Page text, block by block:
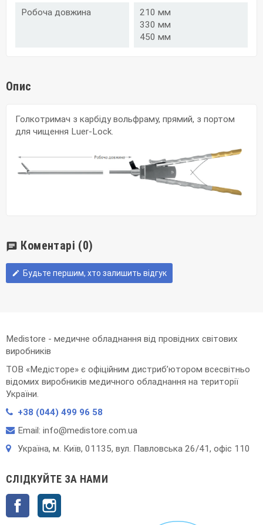
Робоча довжина
210 мм
330 мм
450 мм
Опис
Голкотримач з карбіду вольфраму, прямий, з портом
для чищення Luer-Lock.
chat Коментарі (0)
edit Будьте першим, хто залишить відгук
Medistore - медичне обладнання від провідних світових
виробників
ТОВ «Медісторе» є офіційним дистриб’ютором всесвітньо
відомих виробників медичного обладнання на території
України.
+38 (044) 499 96 58
Email: info@medistore.com.ua
Українa, м. Київ, 01135, вул. Павловська 26/41, офіс 110
СЛІДКУЙТЕ ЗА НАМИ
Facebook